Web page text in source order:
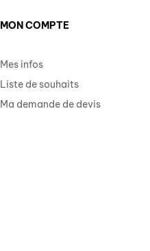
MON COMPTE
Mes infos
Liste de souhaits
Ma demande de devis